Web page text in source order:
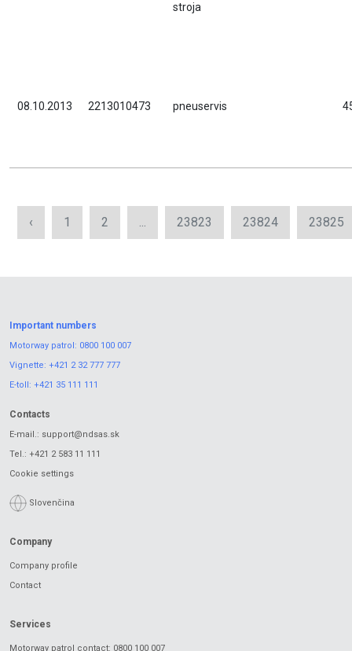
stroja
08.10.2013 2213010473 pneuservis
‹ 1 2 ... 23823 23824 23825
Important numbers
Motorway patrol: 0800 100 007
Vignette: +421 2 32 777 777
E-toll: +421 35 111 111
Contacts
E-mail.: support@ndsas.sk
Tel.: +421 2 583 11 111
Cookie settings
Slovenčina
Company
Company profile
Contact
Services
Motorway patrol contact: 0800 100 007